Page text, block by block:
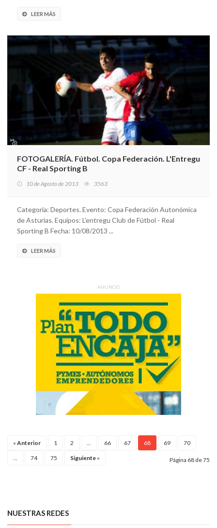
LEER MÁS
FOTOGALERÍA. Fútbol. Copa Federación. L'Entregu
CF - Real Sporting B
10 de Agosto de 2013 3563
Categoría: Deportes. Evento: Copa Federación Autonómica
de Asturias. Equipos: L'entregu Club de Fútbol - Real
Sporting B Fecha: 10/08/2013 ...
LEER MÁS
ANUNCIO
« Anterior 1 2 66 67 68 69 70
74 75 Siguiente » Página 68 de 75
NUESTRAS REDES